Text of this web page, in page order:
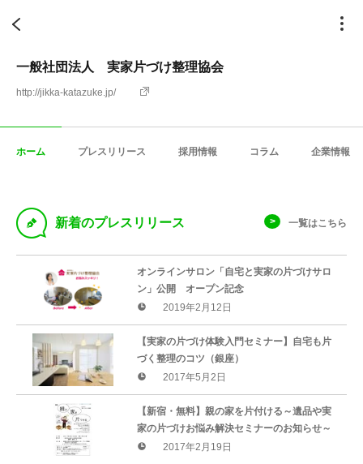
一般社団法人 実家片づけ整理協会
http://jikka-katazuke.jp/
ホーム プレスリリース 採用情報 コラム 企業情報
D 新着のプレスリリース 一覧はこちら
オンラインサロン「自宅と実家の片づけサロ
ン」公開 オープン記念
2019年2月12日
【実家の片づけ体験入門セミナー】自宅も片
づく整理のコツ（銀座）
2017年5月2日
【新宿・無料】親の家を片付ける～遺品や実
家の片づけお悩み解決セミナーのお知らせ～
2017年2月19日